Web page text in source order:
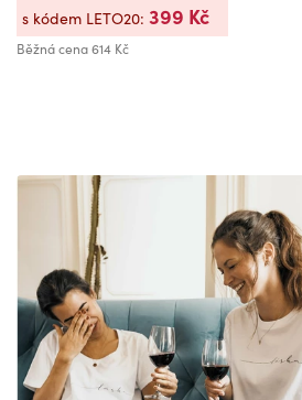
Běžná cena614 Kč
s kódem LETO20: 399 Kč